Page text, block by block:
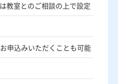
教室とのご相談の上で設定
申込みいただくことも可能